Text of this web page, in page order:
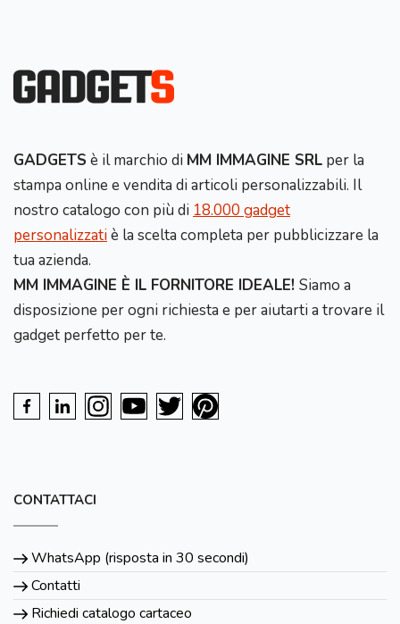
GADGETS è il marchio di MM IMMAGINE SRL per la
stampa online e vendita di articoli personalizzabili. Il
nostro catalogo con più di 18.000 gadget
personalizzatiè la scelta completa per pubblicizzare la
tua azienda.
MM IMMAGINE È IL FORNITORE IDEALE! Siamo a
disposizione per ogni richiesta e per aiutarti a trovare il
gadget perfetto per te.
CONTATTACI
WhatsApp (risposta in 30 secondi)
Contatti
Richiedi catalogo cartaceo